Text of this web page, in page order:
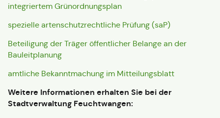
integriertem Grünordnungsplan
spezielle artenschutzrechtliche Prüfung (saP)
Beteiligung der Träger öffentlicher Belange an der
Bauleitplanung
amtliche Bekanntmachung im Mitteilungsblatt
Weitere Informationen erhalten Sie bei der
Stadtverwaltung Feuchtwangen: